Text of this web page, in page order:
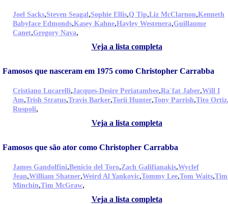
Joel Sacks,Steven Seagal,Sophie Ellis,Q Tip,Liz McClarnon,Kenneth
Babyface Edmonds,Kasey Kahne,Hayley Westenera,Guillaume
Canet,Gregory Nava,
Veja a lista completa
Famosos que nasceram em 1975 como Christopher Carrabba
Cristiano Lucarelli,Jacques-Desire Periatambee,Ra´fat Jaber,Will I
Am,Trish Stratus,Travis Barker,Torii Hunter,Tony Parrish,Tito Ortiz
Ruspoli,
Veja a lista completa
Famosos que são ator como Christopher Carrabba
James Gandolfini,Benicio del Toro,Zach Galifianakis,Wyclef
Jean,William Shatner,Weird Al Yankovic,Tommy Lee,Tom Waits,Tim
Minchin,Tim McGraw,
Veja a lista completa